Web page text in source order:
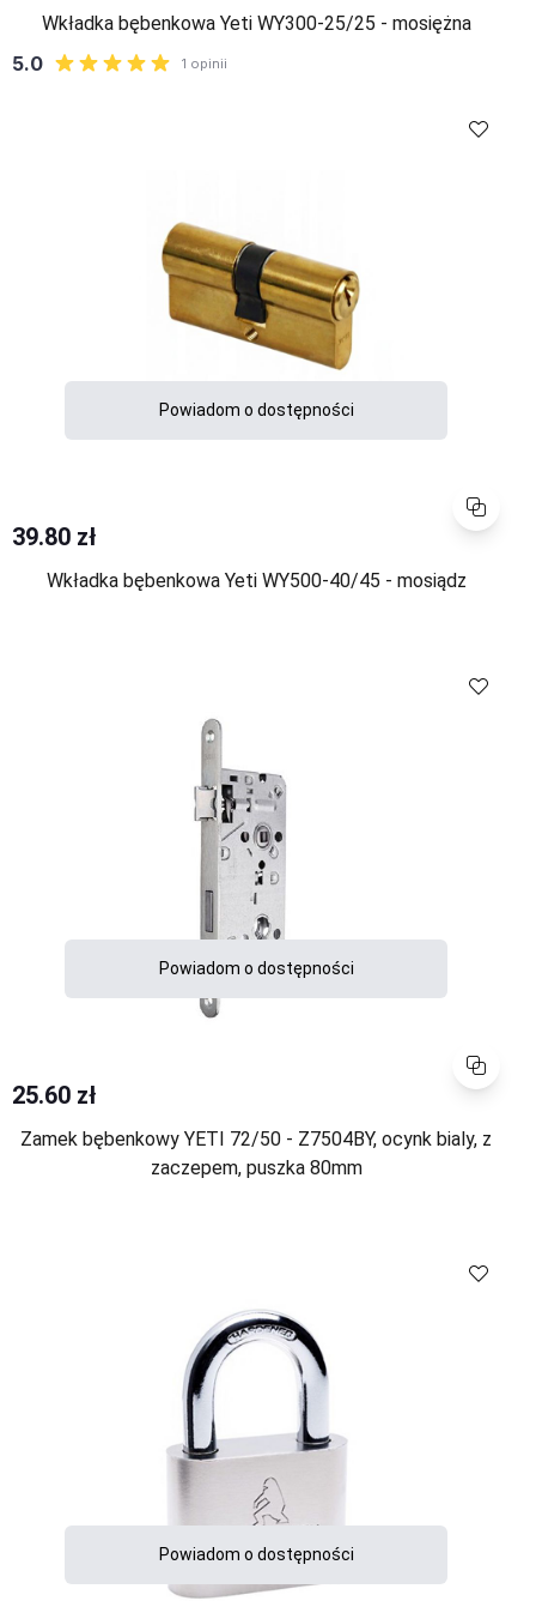
Wkładka bębenkowa Yeti WY300-25/25 - mosiężna
Porównaj
Powiadom o dostępności
39.80 zł
Wkładka bębenkowa Yeti WY500-40/45 - mosiądz
Porównaj
Powiadom o dostępności
25.60 zł
Zamek bębenkowy YETI 72/50 - Z7504BY, ocynk bialy, z
zaczepem, puszka 80mm
Powiadom o dostępności